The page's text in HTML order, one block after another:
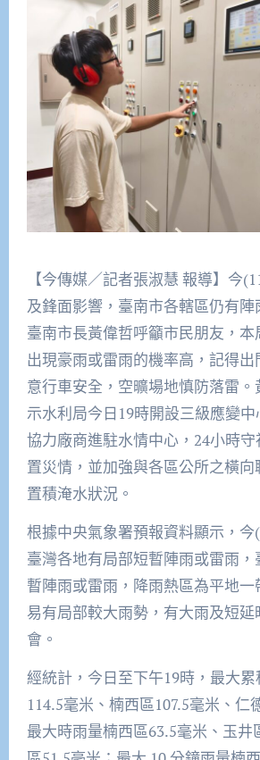
【今傳媒／記者張淑慧 報導】今
及鋒面影響，臺南市各轄區仍有陣
臺南市長黃偉哲呼籲市民朋友，
出現豪雨或雷雨的機率高，記得
意行車安全，空曠場地慎防落雷
示水利局今日19時開設三級應變
協力廠商進駐水情中心，24小時
置災情，並加強與各區公所之橫
置積淹水狀況。
根據中央氣象署預報資料顯示，今
臺灣各地有局部短暫陣雨或雷雨
暫陣雨或雷雨，降雨熱區為平地
易有局部較大雨勢，有大雨及短
會。
經統計，今日至下午19時，最大
114.5毫米、楠西區107.5毫米、仁
最大時雨量楠西區63.5毫米、玉井